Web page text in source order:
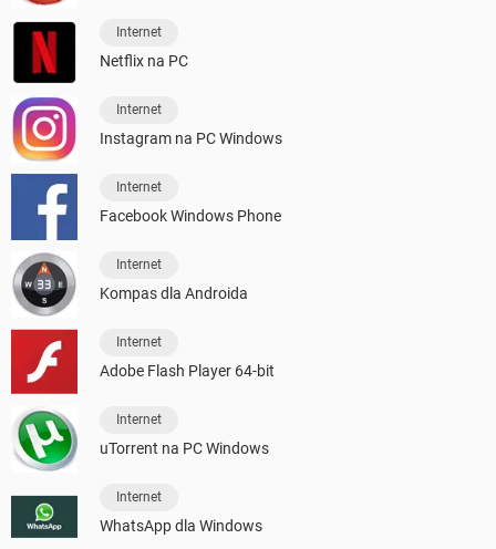
Internet
Netflix na PC
Internet
Instagram na PC Windows
Internet
Facebook Windows Phone
Internet
Kompas dla Androida
Internet
Adobe Flash Player 64-bit
Internet
uTorrent na PC Windows
Internet
WhatsApp dla Windows